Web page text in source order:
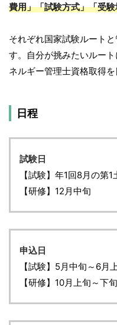
費用」「試験方式」「受
それぞれ国家試験ルート
す。自分が挑みたいルー
ネルギー管理士資格取得を
日程
試験日
【試験】年1回8月の第1
【研修】12月中旬
申込日
【試験】5月中旬～6月
【研修】10月上旬～下旬